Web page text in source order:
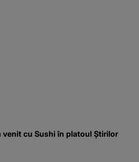
venit cu Sushi în platoul Știrilor